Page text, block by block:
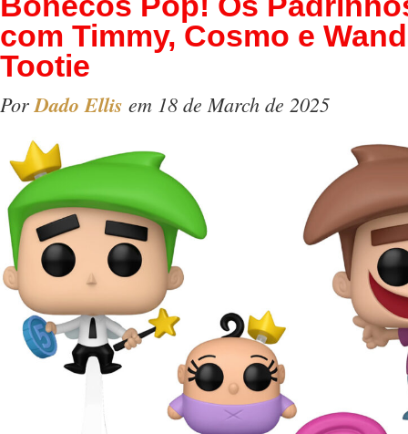
com Timmy, Cosmo e
Tootie
PorDado Ellis em 18 de March de 2025